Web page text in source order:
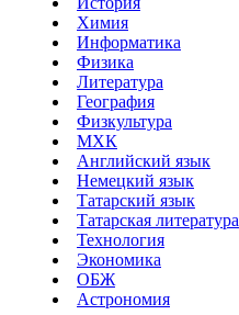
Химия
Информатика
Физика
Литература
География
Физкультура
МХК
Английский язык
Немецкий язык
Татарский язык
Татарская литература
Технология
Экономика
ОБЖ
Астрономия